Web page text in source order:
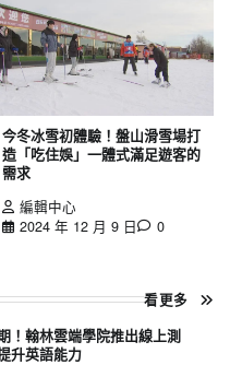
今冬冰雪初體驗！盤山滑雪場打
造「吃住娛」一體式滿足遊客的
需求
編輯中心
2024 年 12 月 9 日
0
看更多
！翰林雲端學院推出線上測
升英語能力